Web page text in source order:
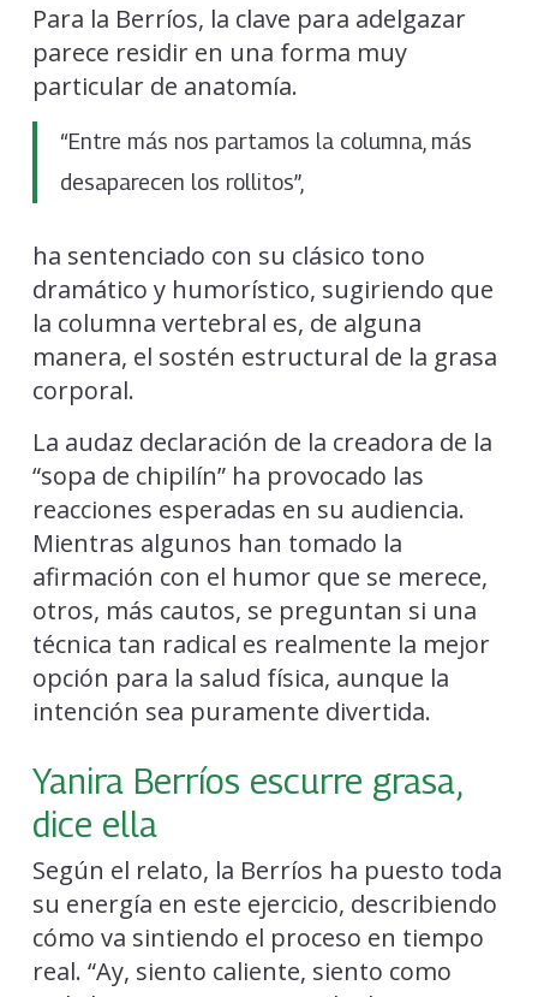
Para la Berríos, la clave para adelgazar
parece residir en una forma muy
particular de anatomía.
“Entre más nos partamos la columna, más
desaparecen los rollitos”,
ha sentenciado con su clásico tono
dramático y humorístico, sugiriendo que
la columna vertebral es, de alguna
manera, el sostén estructural de la grasa
corporal.
La audaz declaración de la creadora de la
“sopa de chipilín” ha provocado las
reacciones esperadas en su audiencia.
Mientras algunos han tomado la
afirmación con el humor que se merece,
otros, más cautos, se preguntan si una
técnica tan radical es realmente la mejor
opción para la salud física, aunque la
intención sea puramente divertida.
Yanira Berríos escurre grasa,
dice ella
Según el relato, la Berríos ha puesto toda
su energía en este ejercicio, describiendo
cómo va sintiendo el proceso en tiempo
real. “Ay, siento caliente, siento como